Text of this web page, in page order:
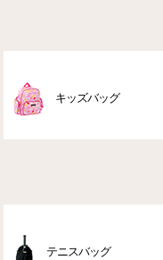
キッズバッグ
テニスバッグ